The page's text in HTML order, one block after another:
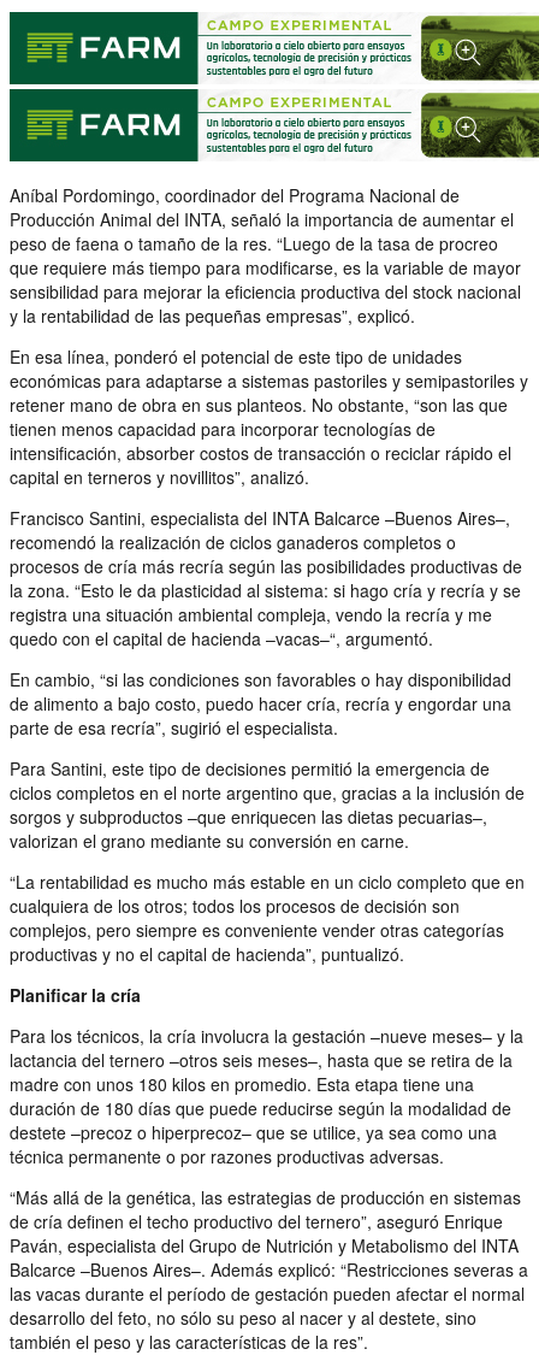
Aníbal Pordomingo, coordinador del Programa Nacional de
Producción Animal del INTA, señaló la importancia de aumentar el
peso de faena o tamaño de la res. “Luego de la tasa de procreo
que requiere más tiempo para modificarse, es la variable de mayor
sensibilidad para mejorar la eficiencia productiva del stock nacional
y la rentabilidad de las pequeñas empresas”, explicó.
En esa línea, ponderó el potencial de este tipo de unidades
económicas para adaptarse a sistemas pastoriles y semipastoriles y
retener mano de obra en sus planteos. No obstante, “son las que
tienen menos capacidad para incorporar tecnologías de
intensificación, absorber costos de transacción o reciclar rápido el
capital en terneros y novillitos”, analizó.
Francisco Santini, especialista del INTA Balcarce –Buenos Aires–,
recomendó la realización de ciclos ganaderos completos o
procesos de cría más recría según las posibilidades productivas de
la zona. “Esto le da plasticidad al sistema: si hago cría y recría y se
registra una situación ambiental compleja, vendo la recría y me
quedo con el capital de hacienda –vacas–“, argumentó.
En cambio, “si las condiciones son favorables o hay disponibilidad
de alimento a bajo costo, puedo hacer cría, recría y engordar una
parte de esa recría”, sugirió el especialista.
Para Santini, este tipo de decisiones permitió la emergencia de
ciclos completos en el norte argentino que, gracias a la inclusión de
sorgos y subproductos –que enriquecen las dietas pecuarias–,
valorizan el grano mediante su conversión en carne.
“La rentabilidad es mucho más estable en un ciclo completo que en
cualquiera de los otros; todos los procesos de decisión son
complejos, pero siempre es conveniente vender otras categorías
productivas y no el capital de hacienda”, puntualizó.
Planificar la cría
Para los técnicos, la cría involucra la gestación –nueve meses– y la
lactancia del ternero –otros seis meses–, hasta que se retira de la
madre con unos 180 kilos en promedio. Esta etapa tiene una
duración de 180 días que puede reducirse según la modalidad de
destete –precoz o hiperprecoz– que se utilice, ya sea como una
técnica permanente o por razones productivas adversas.
“Más allá de la genética, las estrategias de producción en sistemas
de cría definen el techo productivo del ternero”, aseguró Enrique
Paván, especialista del Grupo de Nutrición y Metabolismo del INTA
Balcarce –Buenos Aires–. Además explicó: “Restricciones severas a
las vacas durante el período de gestación pueden afectar el normal
desarrollo del feto, no sólo su peso al nacer y al destete, sino
también el peso y las características de la res”.